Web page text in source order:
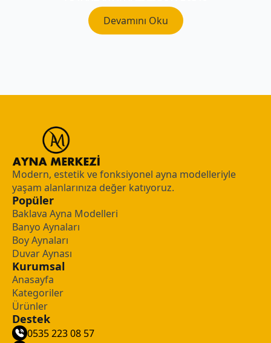
Devamını Oku
Modern, estetik ve fonksiyonel ayna modelleriyle
yaşam alanlarınıza değer katıyoruz.
Popüler
Baklava Ayna Modelleri
Banyo Aynaları
Boy Aynaları
Duvar Aynası
Kurumsal
Anasayfa
Kategoriler
Ürünler
Destek
0535 223 08 57